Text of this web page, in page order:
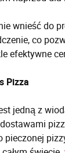
wnieść do
co
efektywne
Pizza
jedną z
pieczonej